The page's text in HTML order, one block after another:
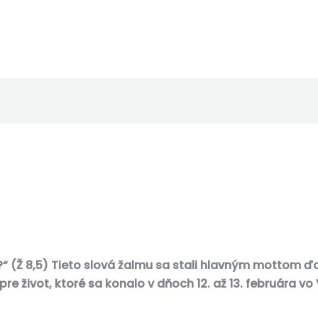
(Ž 8,5) Tieto slová žalmu sa stali hlavným mottom
život, ktoré sa konalo v dňoch 12. až 13. februára